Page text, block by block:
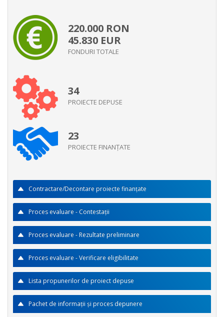
220.000 RON
45.830 EUR
FONDURI TOTALE
34
PROIECTE DEPUSE
23
PROIECTE FINANŢATE
Contractare/Decontare proiecte finanţate
Proces evaluare - Contestaţii
Proces evaluare - Rezultate preliminare
Proces evaluare - Verificare eligibilitate
Lista propunerilor de proiect depuse
Pachet de informaţii şi proces depunere